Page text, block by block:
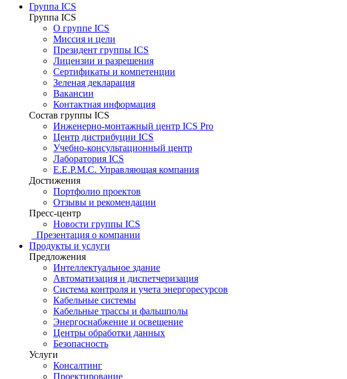
Группа ICS
Группа ICS
О группе ICS
Миссия и цели
Президент группы ICS
Лицензии и разрешения
Сертификаты и компетенции
Зеленая декларация
Вакансии
Контактная информация
Состав группы ICS
Инженерно-монтажный центр ICS Pro
Центр дистрибуции ICS
Учебно-консультационный центр
Лаборатория ICS
E.E.P.M.C. Управляющая компания
Достижения
Портфолио проектов
Отзывы и рекомендации
Пресс-центр
Новости группы ICS
Презентация о компании
Продукты и услуги
Предложения
Интеллектуальное здание
Автоматизация и диспетчеризация
Система контроля и учета энергоресурсов
Кабельные системы
Кабельные трассы и фальшполы
Энергоснабжение и освещение
Центры обработки данных
Безопасность
Услуги
Консалтинг
Проектирование